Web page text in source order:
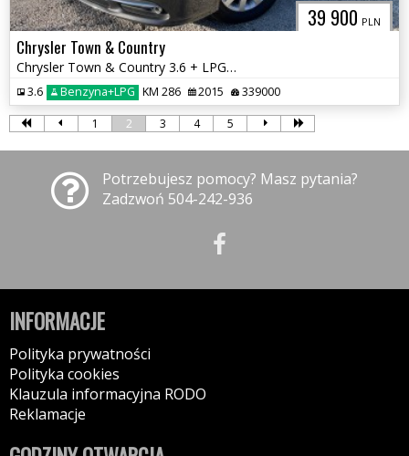
39 900 PLN
Chrysler Town & Country
Chrysler Town & Country 3.6 + LPG T&C Voyager
3.6 Benzyna+LPG KM 286 2015 339000
1 2 3 4 5
Potrzebujesz pomocy? Masz pytania?
Zadzwoń 504-242-936
INFORMACJE
Polityka prywatności
Polityka cookies
Klauzula informacyjna RODO
Reklamacje